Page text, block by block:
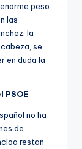
peso.
las
la
se
en duda la
no ha
de
restan